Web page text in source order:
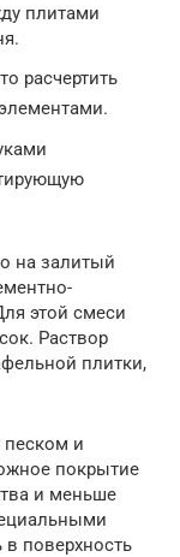
плитами
расчертить
на залитый
этой смеси
Раствор
плитки,
и
покрытие
и меньше
поверхность